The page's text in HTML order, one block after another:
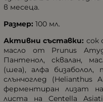
в месеца.
Размер: 100 мл.
Активни съставки: сок
масло от Prunus
Пантенол, сквалан,
(шеа), алфа
слънчоглед (Helianthus
ферментиран лизат
листа на Centella